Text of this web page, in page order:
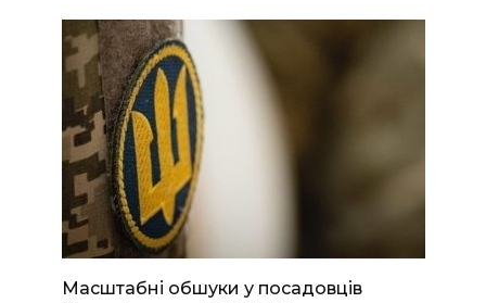
Масштабні обшуки у посадовців